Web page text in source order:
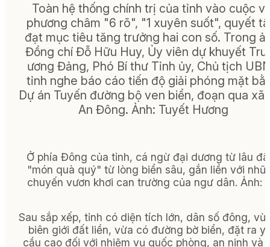
Toàn hệ thống chính trị của tỉnh vào cuộc
phương châm "6 rõ", "1 xuyên suốt", quyết
đạt mục tiêu tăng trưởng hai con số. Trong
Đồng chí Đỗ Hữu Huy, Ủy viên dự khuyết
ương Đảng, Phó Bí thư Tỉnh ủy, Chủ tịch
tỉnh nghe báo cáo tiến độ giải phóng mặt
Dự án Tuyến đường bộ ven biển, đoạn qua xã
An Đông. Ảnh: Tuyết Hương
Ở phía Đông của tỉnh, cá ngừ đại dương từ lâu
"món quà quý" từ lòng biển sâu, gắn liền với
chuyến vươn khơi can trường của ngư dân. Ảnh:
Sau sắp xếp, tỉnh có diện tích lớn, dân số đông,
biên giới đất liền, vừa có đường bờ biển, đặt ra
cầu cao đối với nhiệm vụ quốc phòng, an ninh và